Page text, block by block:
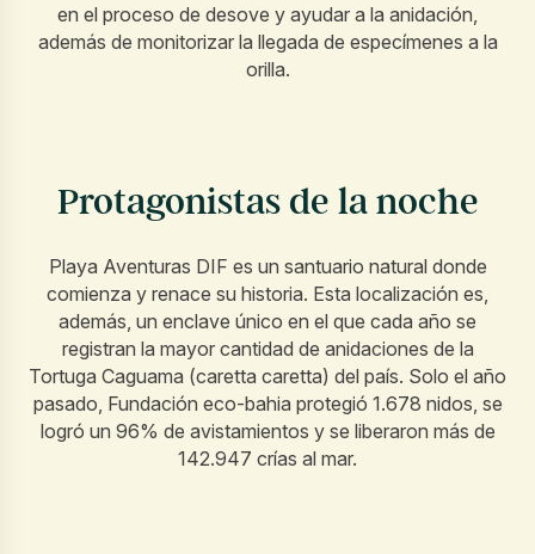
en el proceso de desove y ayudar a la anidación,
además de monitorizar la llegada de especímenes a la
orilla.
Protagonistas de la noche
Playa Aventuras DIF es un santuario natural donde
comienza y renace su historia. Esta localización es,
además, un enclave único en el que cada año se
registran la mayor cantidad de anidaciones de la
Tortuga Caguama (caretta caretta) del país. Solo el año
pasado, Fundación eco-bahia protegió 1.678 nidos, se
logró un 96% de avistamientos y se liberaron más de
142.947 crías al mar.